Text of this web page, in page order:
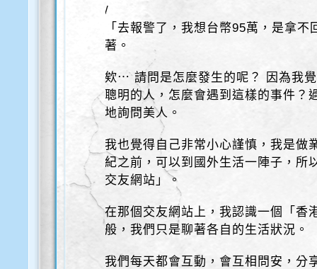
/
「去報警了，我想台幣95萬，是拿
著。
欸⋯ 請問是怎麼發生的呢？ 因為我
聰明的人，怎麼會遇到這樣的事件？
地詢問美人。
我也覺得自己非常小心謹慎，我是做
紀之前，可以到國外生活一陣子，所
交友網站」。
在那個交友網站上，我認識一個「香
般，我們只是聊著各自的生活狀況。
我們每天都會互動，會互相問安，分